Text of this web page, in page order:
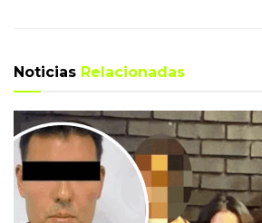
Noticias Relacionadas